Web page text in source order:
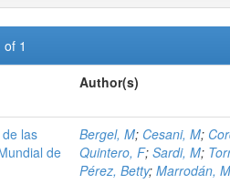
1
Author(s)
las
de
Bergel, M; Cesani, M;
Quintero, F; Sardi, M;
Pérez, Betty; Marrodán,